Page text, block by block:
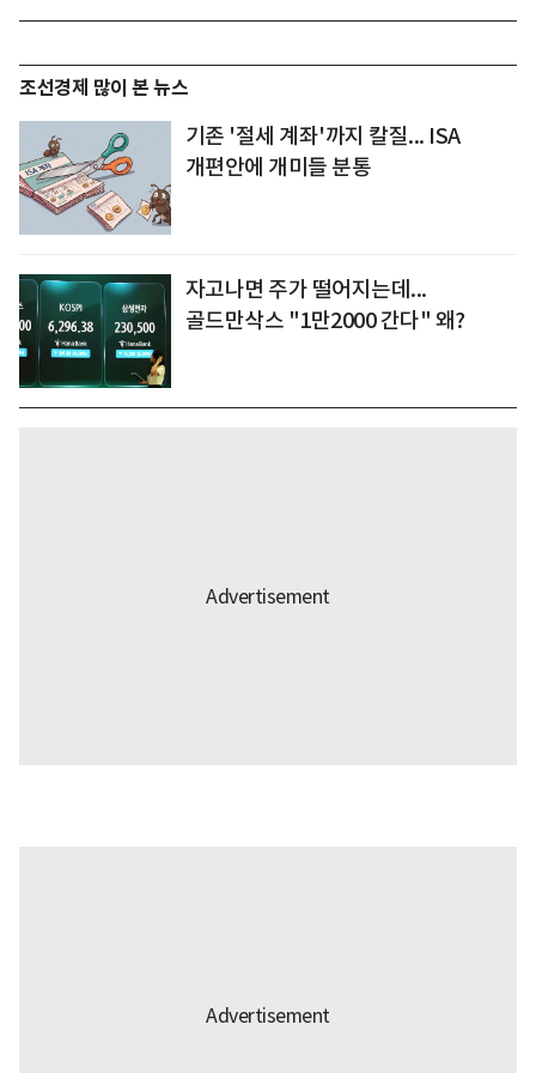
조선경제 많이 본 뉴스
기존 '절세 계좌'까지 칼질... ISA
개편안에 개미들 분통
자고나면 주가 떨어지는데...
골드만삭스 "1만2000 간다" 왜?